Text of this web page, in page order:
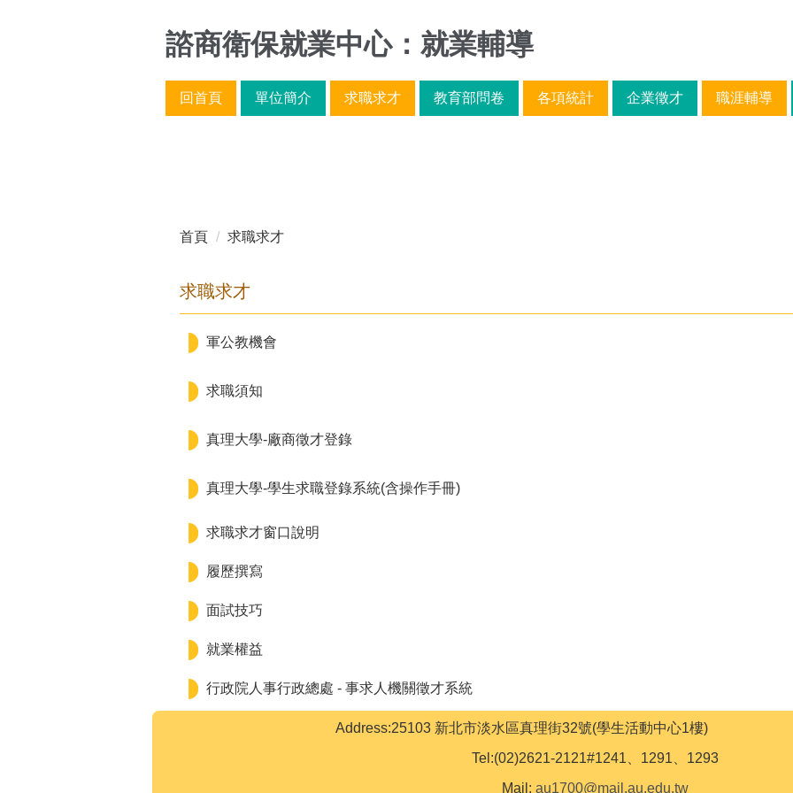
諮商衛保就業中心：就業輔導
回首頁 單位簡介 求職求才 教育部問卷 各項統計 企業徵才 職涯輔導
首頁 求職求才
求職求才
軍公教機會
求職須知
真理大學-廠商徵才登錄
真理大學-學生求職登錄系統(含操作手冊)
求職求才窗口說明
履歷撰寫
面試技巧
就業權益
行政院人事行政總處 - 事求人機關徵才系統
Address:25103 新北市淡水區真理街32號(學生活動中心1樓)
Tel:(02)2621-2121#1241、1291、1293
Mail: au1700@mail.au.edu.tw